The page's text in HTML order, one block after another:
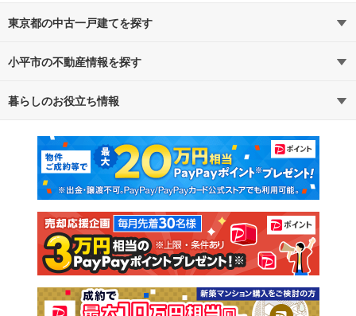
東京都の中古一戸建てを探す
路線・駅から探す
通勤・通学時間から探す
小平市の不動産情報を探す
不動産・住宅
新築マンション 中古マンション
新築一戸建て 中古一戸建て
注文住宅 土地
売却査定
暮らしのお役立ち情報
マンションカタログ 教えて！住まいの先生